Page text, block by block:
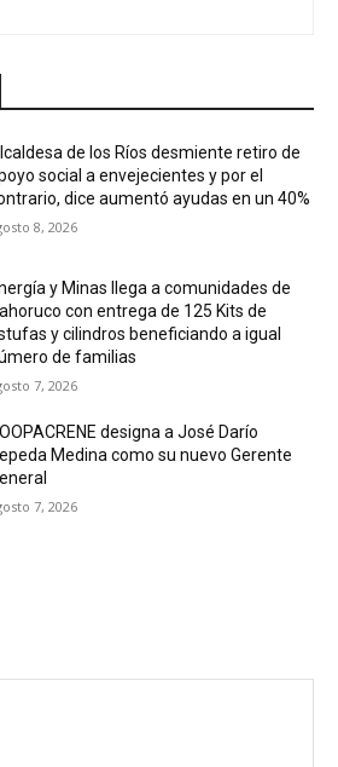
de los Ríos desmiente retiro de
social a envejecientes y por el
dice aumentó ayudas en un 40%
8, 2026
y Minas llega a comunidades de
con entrega de 125 Kits de
y cilindros beneficiando a igual
de familias
7, 2026
designa a José Darío
Medina como su nuevo Gerente
7, 2026